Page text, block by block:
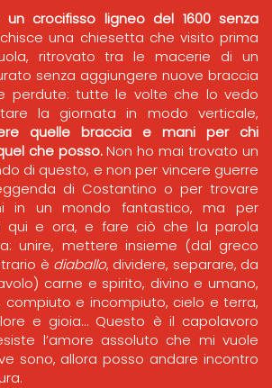
crocifisso ligneo del 1600 senza
una chiesetta che visito prima
ritrovato tra le macerie di un
senza aggiungere nuove braccia
perdute: tutte le volte che lo vedo
la giornata in modo verticale,
quelle braccia e mani per chi
che posso.Non ho mai trovato un
di questo, e non per vincere guerre
di Costantino o per trovare
in un mondo fantastico, ma per
qui e ora, e fare ciò che la parola
unire, mettere insieme (dal greco
è diaballo, dividere, separare, da
carne e spirito, divino e umano,
compiuto e incompiuto, cielo e terra,
e gioia… Questo è il capolavoro
l’amore assoluto che mi vuole
sono, allora posso andare incontro